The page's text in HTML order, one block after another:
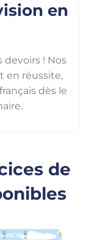
en
! Nos
en réussite,
dès le
de